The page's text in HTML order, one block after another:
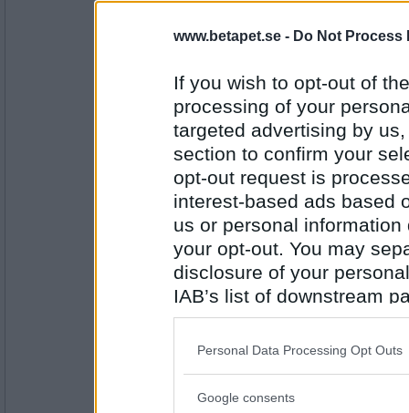
www.betapet.se - Do Not Process
If you wish to opt-out of
processing of your
targeted advertising by
section to confirm your
opt-out request is
interest-based ads based
us or personal
your opt-out. You may
disclosure of your
IAB’s list of downstream
also be disclosed by us
Downstream Participants
Please note that this
Personal Data Processing Opt Outs
Google consents
Antal inlägg:
3510
Vågform
- Ej medlem längre
Antal inlägg:
2978